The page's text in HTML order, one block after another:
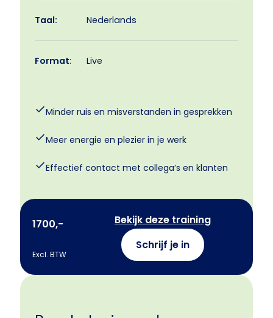
Taal: Nederlands
Format: Live
Minder ruis en misverstanden in gesprekken
Meer energie en plezier in je werk
Effectief contact met collega’s en klanten
1700,-
Excl. BTW
Bekijk deze training
Schrijf je in